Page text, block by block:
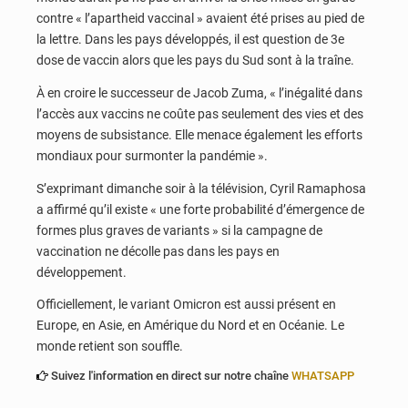
contre « l’apartheid vaccinal » avaient été prises au pied de
la lettre. Dans les pays développés, il est question de 3e
dose de vaccin alors que les pays du Sud sont à la traîne.
À en croire le successeur de Jacob Zuma, « l’inégalité dans
l’accès aux vaccins ne coûte pas seulement des vies et des
moyens de subsistance. Elle menace également les efforts
mondiaux pour surmonter la pandémie ».
S’exprimant dimanche soir à la télévision, Cyril Ramaphosa
a affirmé qu’il existe « une forte probabilité d’émergence de
formes plus graves de variants » si la campagne de
vaccination ne décolle pas dans les pays en
développement.
Officiellement, le variant Omicron est aussi présent en
Europe, en Asie, en Amérique du Nord et en Océanie. Le
monde retient son souffle.
Suivez l'information en direct sur notre chaîne WHATSAPP